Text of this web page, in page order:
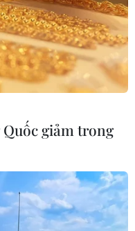
gói sẽ ảnh
khẩu cũng như
hàng sầu
đối
Quốc giảm trong